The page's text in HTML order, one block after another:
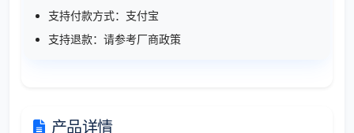
支持付款方式：支付宝
支持退款：请参考厂商政策
产品详情